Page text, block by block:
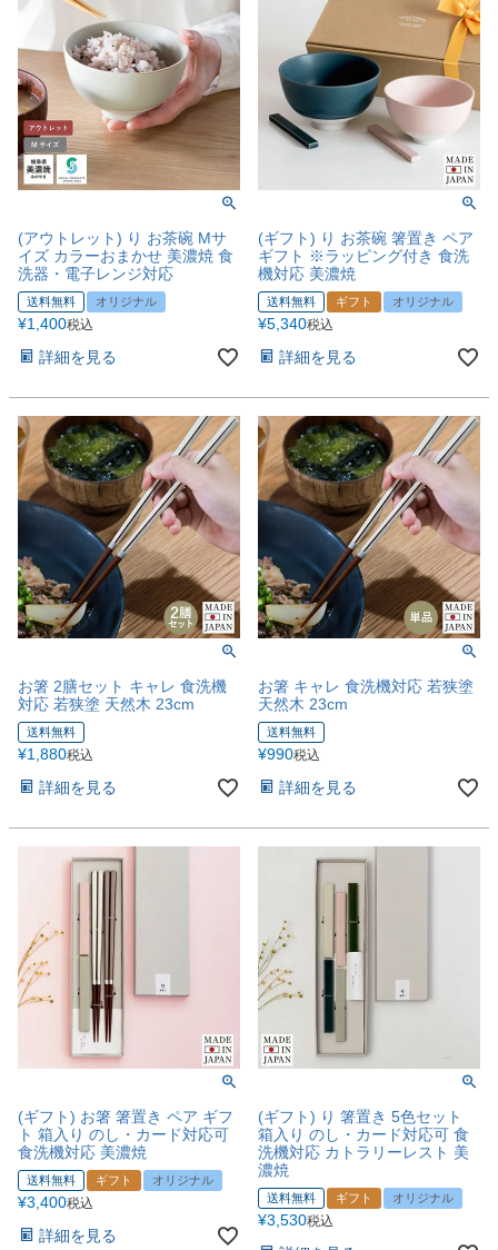
(アウトレット) り お茶碗 Mサ
イズ カラーおまかせ 美濃焼 食
洗器・電子レンジ対応
送料無料 オリジナル
¥1,400税込
詳細を見る
(ギフト) り お茶碗 箸置き ペア
ギフト ※ラッピング付き 食洗
機対応 美濃焼
送料無料 ギフト オリジナル
¥5,340税込
詳細を見る
お箸 2膳セット キャレ 食洗機
対応 若狭塗 天然木 23cm
送料無料
¥1,880税込
詳細を見る
お箸 キャレ 食洗機対応 若狭塗
天然木 23cm
送料無料
¥990税込
詳細を見る
(ギフト) お箸 箸置き ペア ギフ
ト 箱入り のし・カード対応可
食洗機対応 美濃焼
送料無料 ギフト オリジナル
¥3,400税込
詳細を見る
(ギフト) り 箸置き 5色セット
箱入り のし・カード対応可 食
洗機対応 カトラリーレスト 美
濃焼
送料無料 ギフト オリジナル
¥3,530税込